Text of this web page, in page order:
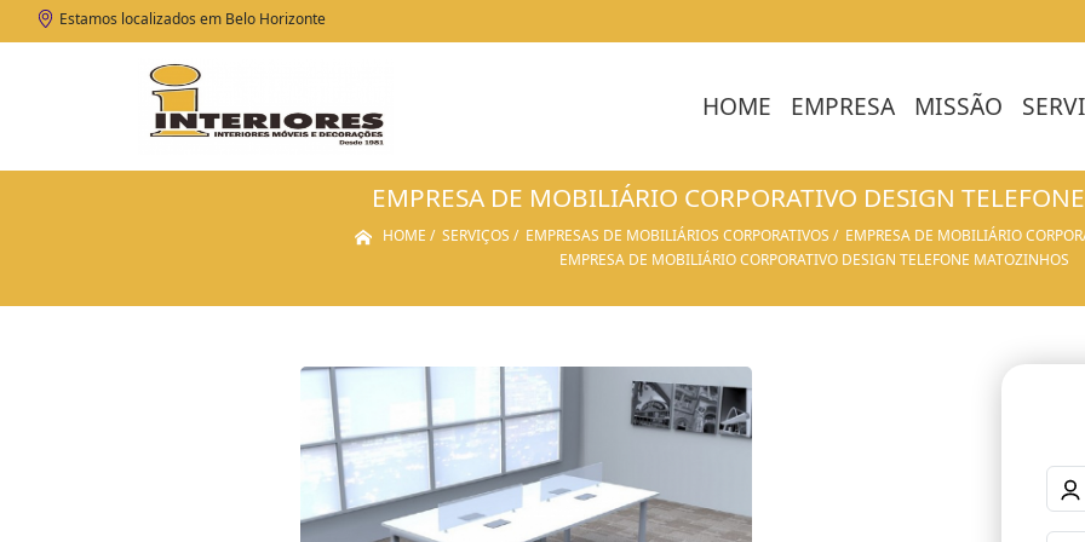
Estamos localizados em Belo Horizonte
HOME EMPRESA MISSÃO
EMPRESA DE MOBILIÁRIO CORPORATIVO DESIGN
HOME SERVIÇOS EMPRESAS DE MOBILIÁRIOS CORPORATIVOS
EMPRESA DE MOBILIÁRIO
EMPRESA DE MOBILIÁRIO CORPORATIVO DESIGN TELEFONE MATOZINHOS